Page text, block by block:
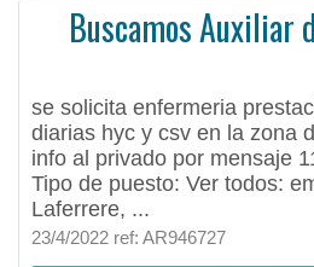
Buscamos Auxiliar
se solicita enfermeria
diarias hyc y csv en la zona
info al privado por mensaje
Tipo de puesto: Ver todos:
Laferrere, ...
23/4/2022 ref: AR946727